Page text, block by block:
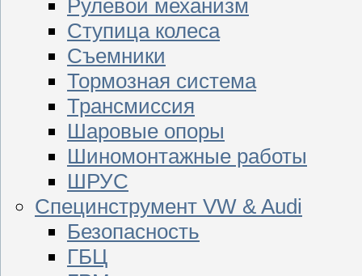
Рулевой механизм
Ступица колеса
Съемники
Тормозная система
Трансмиссия
Шаровые опоры
Шиномонтажные работы
ШРУС
Специнструмент VW & Audi
Безопасность
ГБЦ